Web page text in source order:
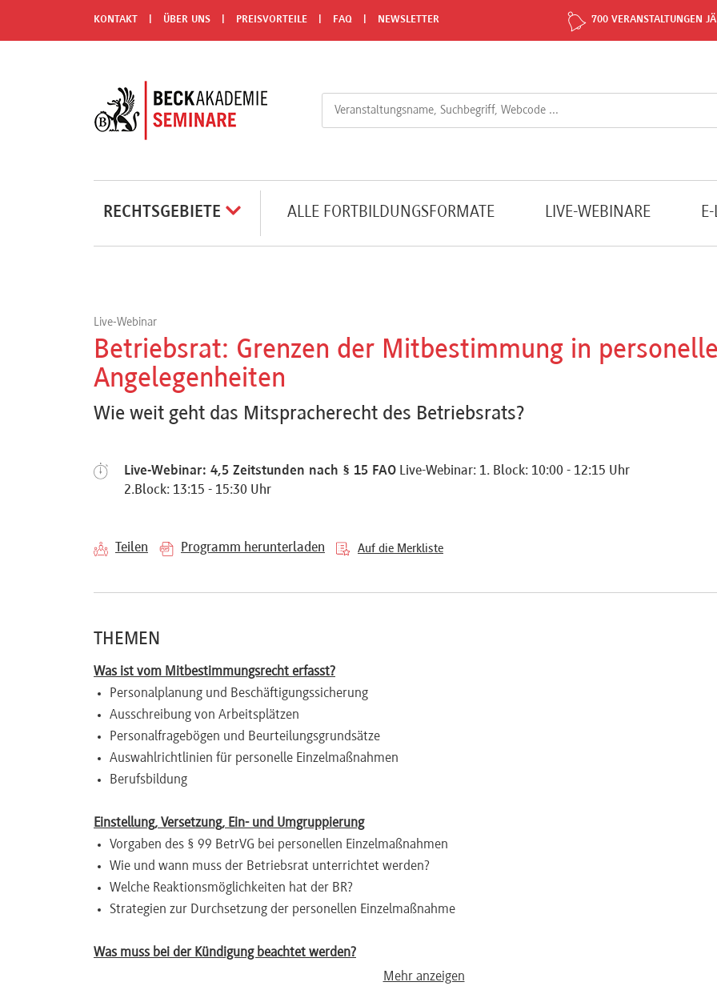
KONTAKT ÜBER UNS PREISVORTEILE FAQ NEWSLETTER 700 VERANSTALTUNGEN
RECHTSGEBIETE ALLE FORTBILDUNGSFORMATE LIVE-WEBINARE
Live-Webinar
Betriebsrat: Grenzen der Mitbestimmung in
Angelegenheiten
Wie weit geht das Mitspracherecht des Betriebsrats?
Live-Webinar: 4,5 Zeitstunden nach § 15 FAO Live-Webinar: 1. Block: 10:00 - 12:15 Uhr
2.Block: 13:15 - 15:30 Uhr
Teilen Programm herunterladen Auf die Merkliste
THEMEN
Was ist vom Mitbestimmungsrecht erfasst?
Personalplanung und Beschäftigungssicherung
Ausschreibung von Arbeitsplätzen
Personalfragebögen und Beurteilungsgrundsätze
Auswahlrichtlinien für personelle Einzelmaßnahmen
Berufsbildung
Einstellung, Versetzung, Ein- und Umgruppierung
Vorgaben des § 99 BetrVG bei personellen Einzelmaßnahmen
Wie und wann muss der Betriebsrat unterrichtet werden?
Welche Reaktionsmöglichkeiten hat der BR?
Strategien zur Durchsetzung der personellen Einzelmaßnahme
Was muss bei der Kündigung beachtet werden?
Wirksame Kündigungsanhörung nach § 102 BetrVGMehr anzeigen